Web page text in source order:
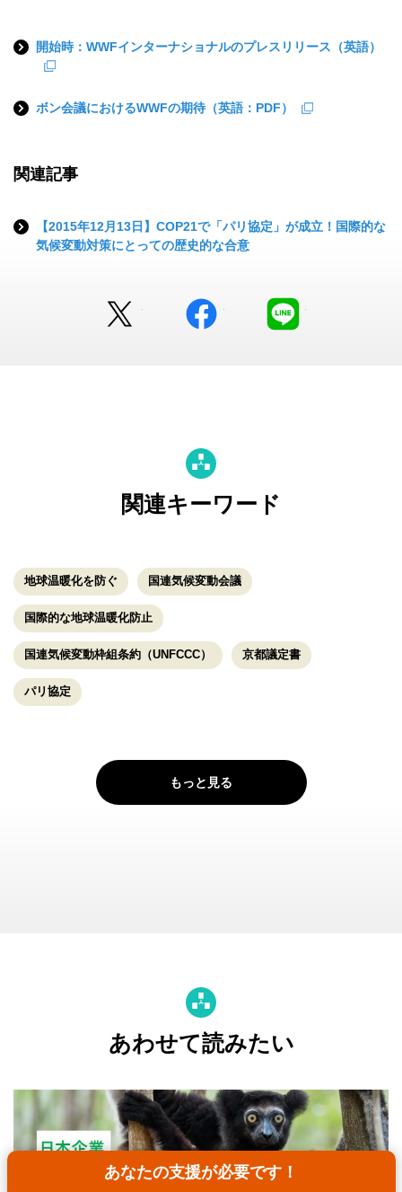
あなたの支援が必要です！
開始時：WWFインターナショナルのプレスリリース（英語）
ボン会議におけるWWFの期待（英語：PDF）
関連記事
【2015年12月13日】COP21で「パリ協定」が成立！国際的な
気候変動対策にとっての歴史的な合意
facebook
関連キーワード
地球温暖化を防ぐ 国連気候変動会議
国際的な地球温暖化防止
国連気候変動枠組条約（UNFCCC） 京都議定書
パリ協定
もっと見る
あわせて読みたい